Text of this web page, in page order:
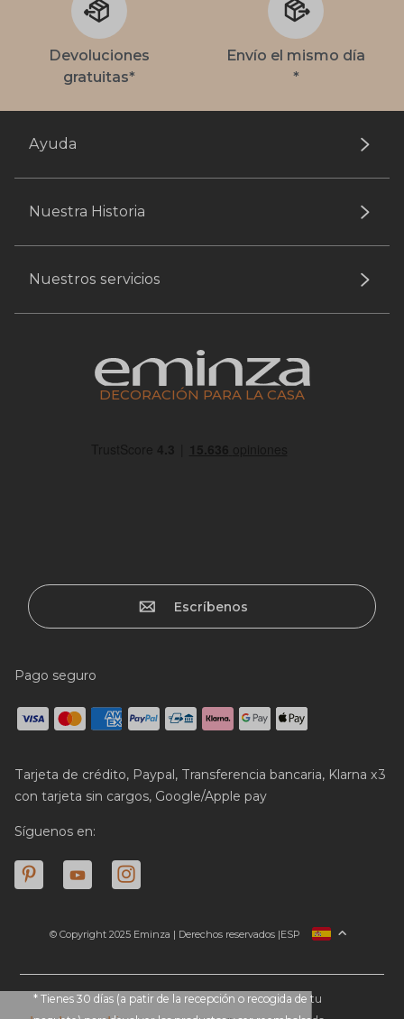
Devoluciones
gratuitas*
Envío el mismo día
*
Ayuda
Nuestra Historia
Nuestros servicios
DECORACIÓN PARA LA CASA
Escríbenos
Pago seguro
Tarjeta de crédito, Paypal, Transferencia bancaria, Klarna x3
con tarjeta sin cargos, Google/Apple pay
Síguenos en:
© Copyright 2025 Eminza | Derechos reservados |
FRANCIA
ALEMANIA
ESP
* Tienes 30 días (a patir de la recepción o recogida de tu